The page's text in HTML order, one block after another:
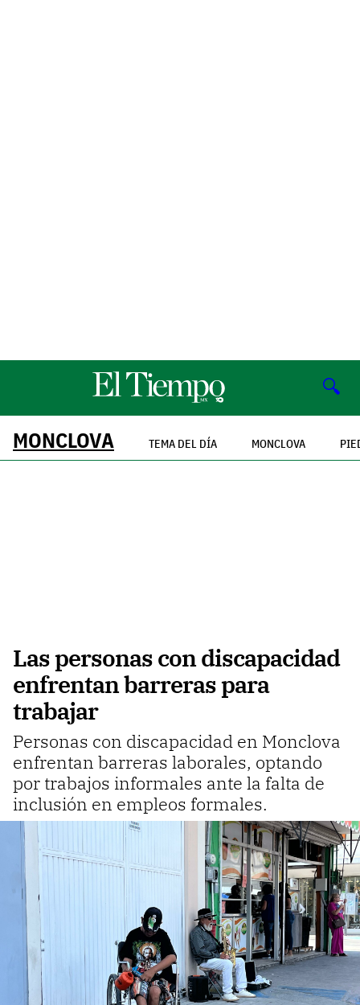
🔍
MONCLOVA TEMA DEL DÍA MONCLOVA
Las personas con discapacidad
enfrentan barreras para
trabajar
Personas con discapacidad en Monclova
enfrentan barreras laborales, optando
por trabajos informales ante la falta de
inclusión en empleos formales.